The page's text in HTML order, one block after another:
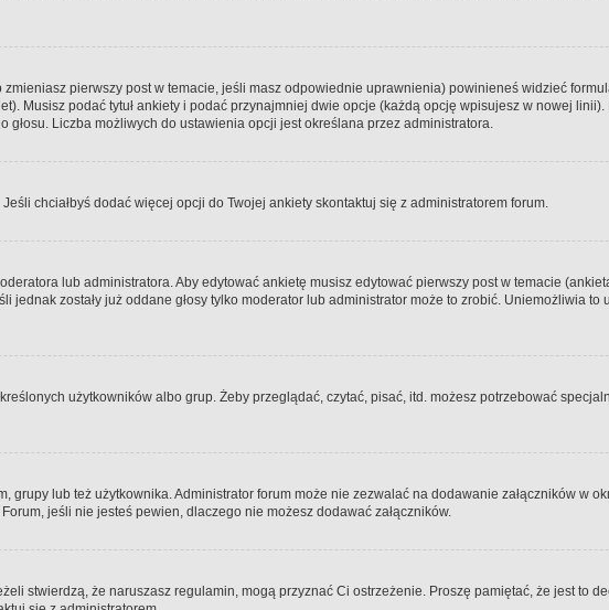
pierwszy post w temacie, jeśli masz odpowiednie uprawnienia) powinieneś widzieć
Musisz podać tytuł ankiety i podać przynajmniej dwie opcje (każdą opcję wpisujesz w nowej
Liczba możliwych do ustawienia opcji jest określana przez administratora.
chciałbyś dodać więcej opcji do Twojej ankiety skontaktuj się z administratorem forum.
lub administratora. Aby edytować ankietę musisz edytować pierwszy post w temacie
jednak zostały już oddane głosy tylko moderator lub administrator może to zrobić. Uniemożliwia
użytkowników albo grup. Żeby przeglądać, czytać, pisać, itd. możesz potrzebować
grupy lub też użytkownika. Administrator forum może nie zezwalać na dodawanie załączników w
jeśli nie jesteś pewien, dlaczego nie możesz dodawać załączników.
stwierdzą, że naruszasz regulamin, mogą przyznać Ci ostrzeżenie. Proszę pamiętać, że jest to